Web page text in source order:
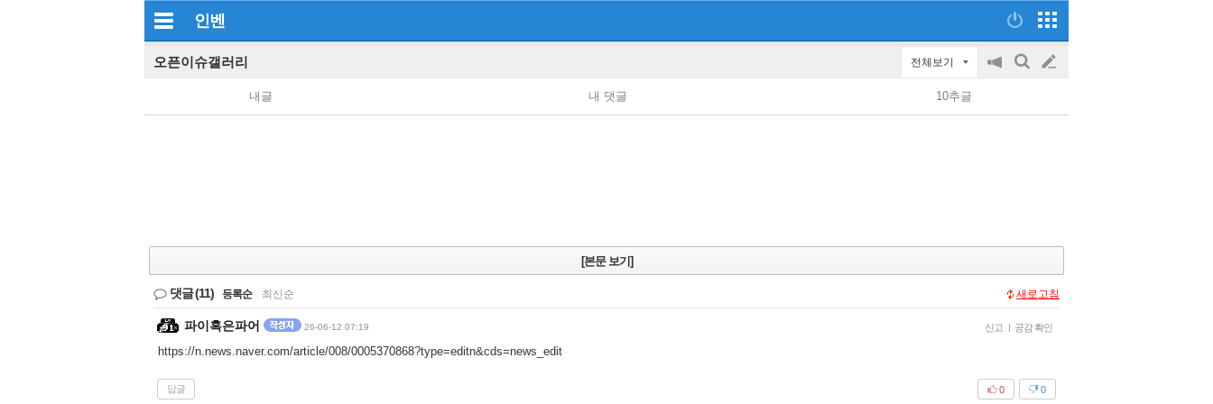
인벤
오픈이슈갤러리 전체보기
공
on/off
검
글
쓰
내글 내 댓글 10추글
[본문 보기]
댓글(11) 등록순 최신순 새로고침
파이혹은파어 26-06-12 07:19 신고 | 공감 확인
https://n.news.naver.com/article/008/0005370868?type=editn&cds=news_edit
답글 0
0